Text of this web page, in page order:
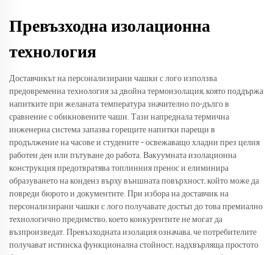
Превъзходна изолационна
технология
Доставчикът на персонализирани чашки с лого използва
предовременна технология за двойна термоизолация, която поддържа
напитките при желаната температура значително по-дълго в
сравнение с обикновените чаши. Тази напреднала термична
инженерна система запазва горещите напитки парещи в
продължение на часове и студените – освежаващо хладни през целия
работен ден или пътуване до работа. Вакуумната изолационна
конструкция предотвратява топлинния пренос и елиминира
образуването на конденз върху външната повърхност, който може да
повреди бюрото и документите. При избора на доставчик на
персонализирани чашки с лого получавате достъп до това премиално
технологично предимство, което конкурентите не могат да
възпроизведат. Превъзходната изолация означава, че потребителите
получават истинска функционална стойност, надхвърляща простото